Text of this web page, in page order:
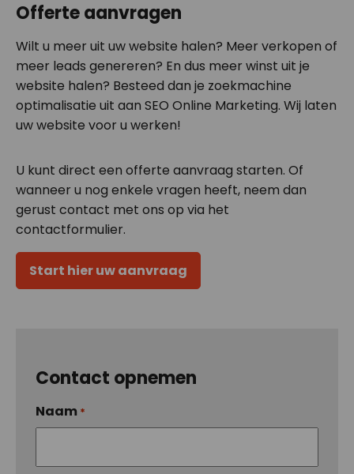
Offerte aanvragen
Wilt u meer uit uw website halen? Meer verkopen of
meer leads genereren? En dus meer winst uit je
website halen? Besteed dan je zoekmachine
optimalisatie uit aan SEO Online Marketing. Wij laten
uw website voor u werken!
U kunt direct een offerte aanvraag starten. Of
wanneer u nog enkele vragen heeft, neem dan
gerust contact met ons op via het
contactformulier.
Start hier uw aanvraag
Contact opnemen
Naam *